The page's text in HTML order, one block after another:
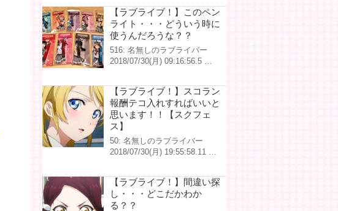
【ラブライブ！】このペン
ライト・・・どういう時に
使うんだろうな？？
516: 名無しのラブライバー
2018/07/30(月) 09:16:56.5 …
【ラブライブ！】スコラン
報酬テコ入れすればいいと
思います！！【スクフェ
ス】
50: 名無しのラブライバー
2018/07/30(月) 19:55:58.11 …
【ラブライブ！】間違い探
し・・・どこだかわか
る？？